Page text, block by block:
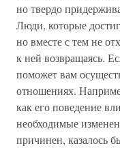
но твердо
Люди, которые
но вместе с тем не
к ней возвращаясь.
поможет вам
отношениях.
как его поведение
необходимые
причинен, казалось